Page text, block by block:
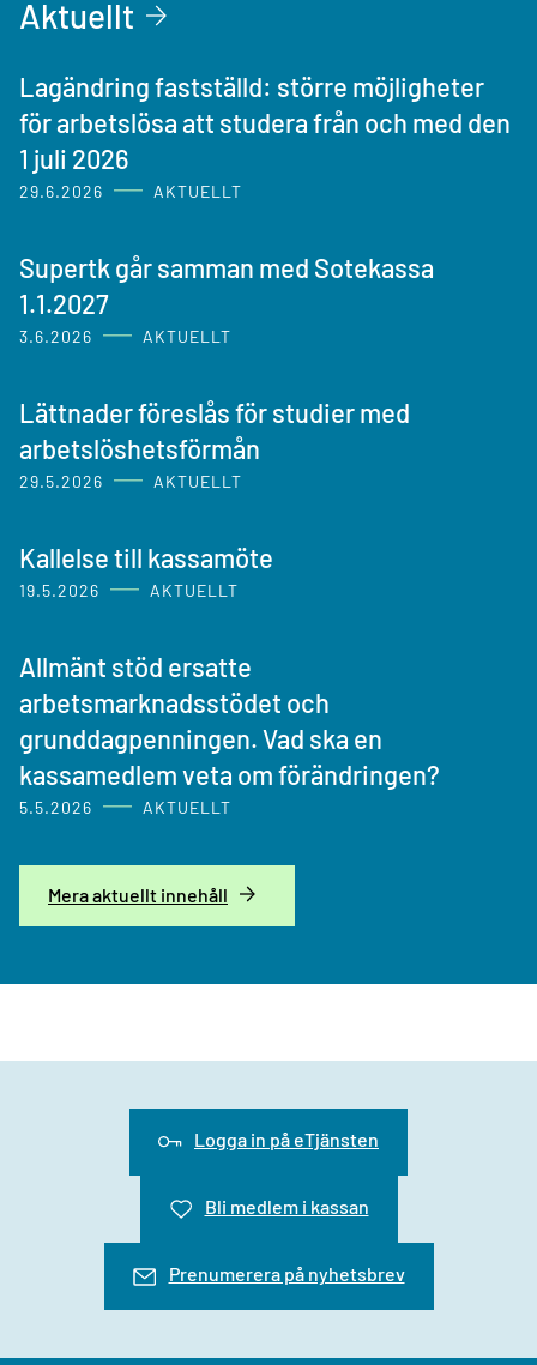
Aktuellt
Lagändring fastställd: större möjligheter
för arbetslösa att studera från och med den
1 juli 2026
29.6.2026 AKTUELLT
Supertk går samman med Sotekassa
1.1.2027
3.6.2026 AKTUELLT
Lättnader föreslås för studier med
arbetslöshetsförmån
29.5.2026 AKTUELLT
Kallelse till kassamöte
19.5.2026 AKTUELLT
Allmänt stöd ersatte
arbetsmarknadsstödet och
grunddagpenningen. Vad ska en
kassamedlem veta om förändringen?
5.5.2026 AKTUELLT
Mera aktuellt innehåll
Logga in på eTjänsten
Bli medlem i kassan
Prenumerera på nyhetsbrev